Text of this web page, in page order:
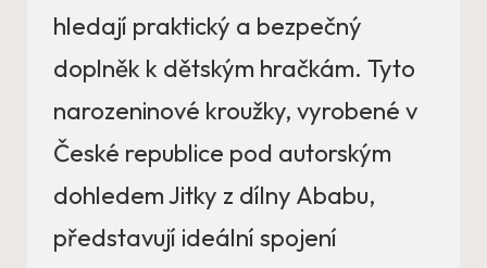
hledají praktický a bezpečný
doplněk k dětským hračkám. Tyto
narozeninové kroužky, vyrobené v
České republice pod autorským
dohledem Jitky z dílny Ababu,
představují ideální spojení